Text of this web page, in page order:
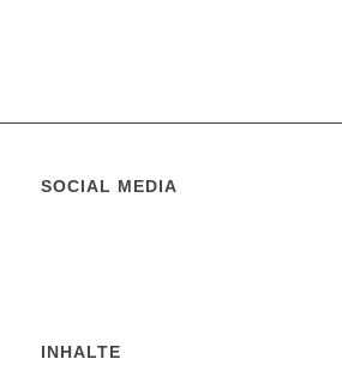
SOCIAL MEDIA
INHALTE